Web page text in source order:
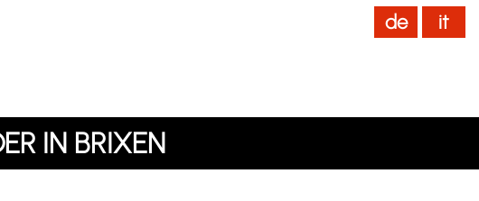
[ IT ]
Home it
de
IN BRIXEN